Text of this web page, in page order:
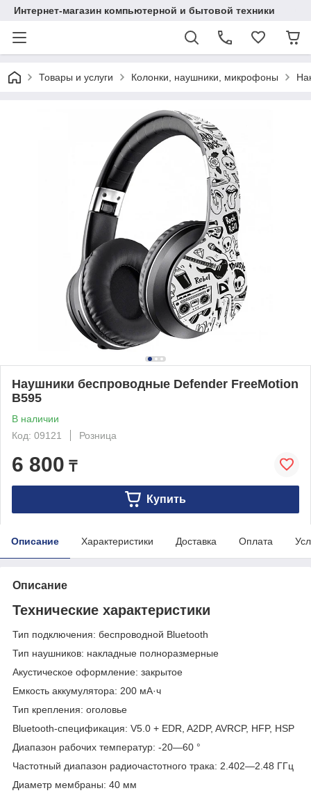
Интернет-магазин компьютерной и бытовой техники
Товары и услуги Колонки, наушники, микрофоны
Наушники беспроводные Defender FreeMotion
B595
В наличии
Код: 09121
Розница
6 800 ₸
Купить
Описание Характеристики Доставка Оплата
Описание
Технические характеристики
Тип подключения: беспроводной Bluetooth
Тип наушников: накладные полноразмерные
Акустическое оформление: закрытое
Емкость аккумулятора: 200 мА·ч
Тип крепления: оголовье
Bluetooth-спецификация: V5.0 + EDR, A2DP, AVRCP, HFP, HSP
Диапазон рабочих температур: -20—60 °
Частотный диапазон радиочастотного трака: 2.402—2.48 ГГц
Диаметр мембраны: 40 мм